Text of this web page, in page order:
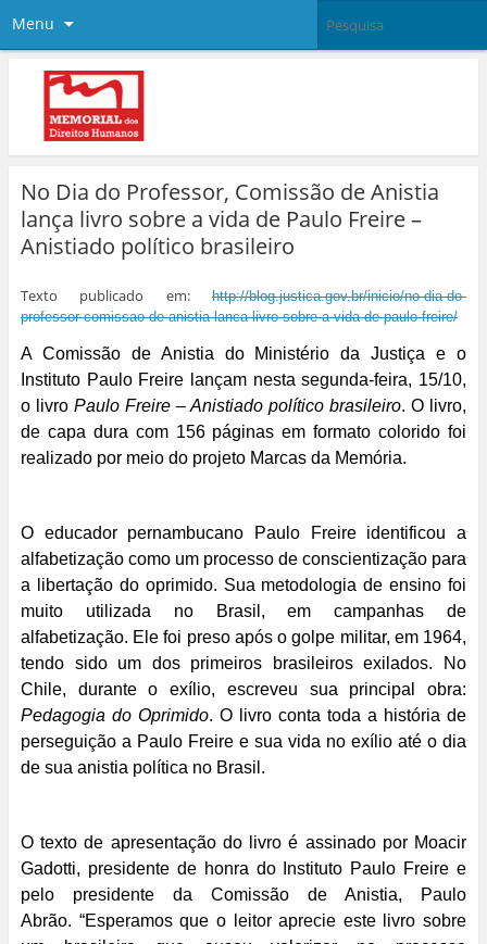
Menu
No Dia do Professor, Comissão de Anistia
lança livro sobre a vida de Paulo Freire –
Anistiado político brasileiro
Texto publicado em:http://blog.justica.gov.br/inicio/no-dia-do-
professor-comissao-de-anistia-lanca-livro-sobre-a-vida-de-paulo-freire/
A Comissão de Anistia do Ministério da Justiça e o
Instituto Paulo Freire lançam nesta segunda-feira, 15/10,
o livro Paulo Freire – Anistiado político brasileiro. O livro,
de capa dura com 156 páginas em formato colorido foi
realizado por meio do projeto Marcas da Memória.
O educador pernambucano Paulo Freire identificou a
alfabetização como um processo de conscientização para
a libertação do oprimido. Sua metodologia de ensino foi
muito utilizada no Brasil, em campanhas de
alfabetização. Ele foi preso após o golpe militar, em 1964,
tendo sido um dos primeiros brasileiros exilados. No
Chile, durante o exílio, escreveu sua principal obra:
Pedagogia do Oprimido. O livro conta toda a história de
perseguição a Paulo Freire e sua vida no exílio até o dia
de sua anistia política no Brasil.
O texto de apresentação do livro é assinado por Moacir
Gadotti, presidente de honra do Instituto Paulo Freire e
pelo presidente da Comissão de Anistia, Paulo
Abrão. “Esperamos que o leitor aprecie este livro sobre